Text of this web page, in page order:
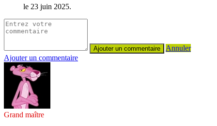
le 23 juin 2025.
Annuler
Ajouter un commentaire
Grand maître